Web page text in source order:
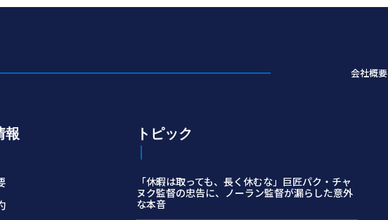
会社概要
報 トピック
「休暇は取っても、長く休むな」巨匠パク・チャ
ヌク監督の忠告に、ノーラン監督が漏らした意外
な本音